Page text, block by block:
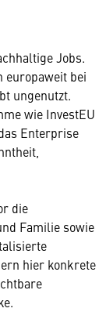
Jobs.
europaweit bei
ungenutzt.
wie InvestEU
Enterprise
die
Familie sowie
hier konkrete